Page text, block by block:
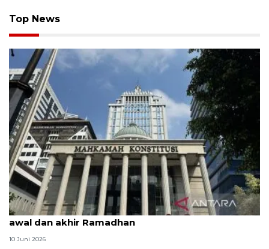
Top News
MK uji materi UU Peradilan Agama perihal isbat
awal dan akhir Ramadhan
10 Juni 2026